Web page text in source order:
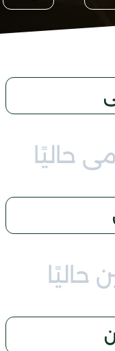
حاليًا
حاليًا